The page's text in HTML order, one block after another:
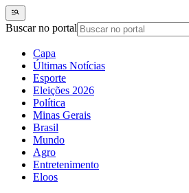
Buscar no portal
Capa
Últimas Notícias
Esporte
Eleições 2026
Política
Minas Gerais
Brasil
Mundo
Agro
Entretenimento
Eloos